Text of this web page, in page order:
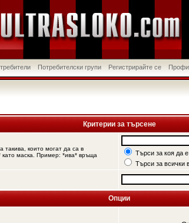
Потребителски групи Регистрирайте се
Критерии за търсене
такива, които могат да са в
като маска. Пример: *ива* връща
Търси за коя да
Търси за всички
Опции